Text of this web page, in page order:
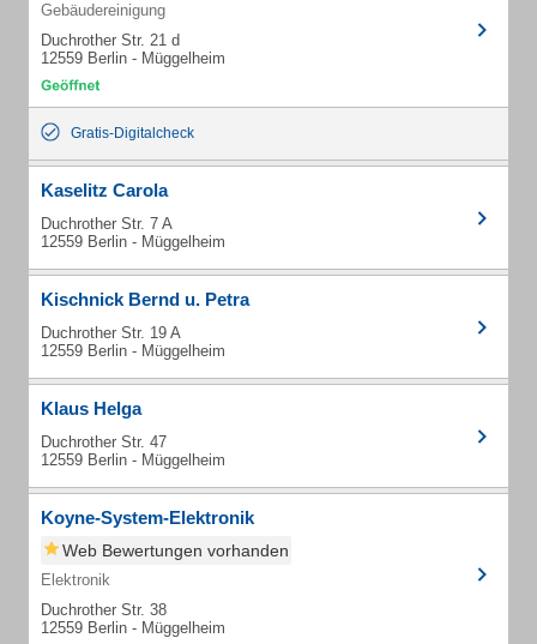
Gebäudereinigung
Duchrother Str. 21 d
12559 Berlin - Müggelheim
Gratis-Digitalcheck
Kaselitz Carola
Duchrother Str. 7 A
12559 Berlin - Müggelheim
Kischnick Bernd u. Petra
Duchrother Str. 19 A
12559 Berlin - Müggelheim
Klaus Helga
Duchrother Str. 47
12559 Berlin - Müggelheim
Koyne-System-Elektronik
Web Bewertungen vorhanden
Elektronik
Duchrother Str. 38
12559 Berlin - Müggelheim